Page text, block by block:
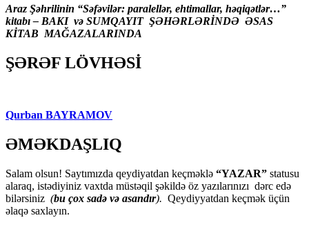
Araz Şəhrilinin “Səfəvilər: paralellər, ehtimallar, həqiqətlər…”
kitabı – BAKI və SUMQAYIT ŞƏHƏRLƏRİNDƏ ƏSAS
KİTAB MAĞAZALARINDA
ŞƏRƏF LÖVHƏSİ
Qurban BAYRAMOV
ƏMƏKDAŞLIQ
Salam olsun! Saytımızda qeydiyatdan keçməklə “YAZAR” statusu
alaraq, istədiyiniz vaxtda müstəqil şəkildə öz yazılarınızı dərc edə
bilərsiniz (bu çox sadə və asandır). Qeydiyyatdan keçmək üçün
əlaqə saxlayın.